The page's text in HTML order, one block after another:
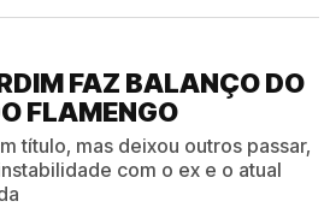
FAZ BALANÇO DO
FLAMENGO
título, mas deixou outros passar,
com o ex e o atual